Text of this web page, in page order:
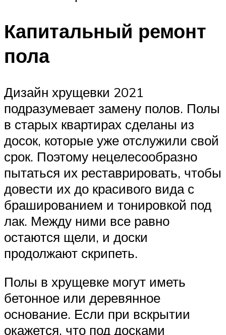
Капитальный ремонт
пола
Дизайн хрущевки 2021
подразумевает замену полов. Полы
в старых квартирах сделаны из
досок, которые уже отслужили свой
срок. Поэтому нецелесообразно
пытаться их реставрировать, чтобы
довести их до красивого вида с
брашированием и тонировкой под
лак. Между ними все равно
остаются щели, и доски
продолжают скрипеть.
Полы в хрущевке могут иметь
бетонное или деревянное
основание. Если при вскрытии
окажется, что под досками